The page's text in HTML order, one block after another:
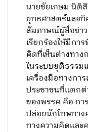
นายชัยเกษม นิติ
ยุทธศาสตร์และทิ
สัมภาษณ์ผู้สื่อข่า
เรียกร้องให้มีกา
คิดที่เห็นต่างทาง
ในระบบยุติธรรม
เครื่องมือทางกา
ประชาชนที่แตกต่
ของพรรค คือ กา
ปล่อยนักโทษทา
ทางความคิดและ